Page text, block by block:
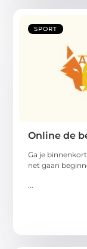
SPORT
Online de
Ga je
net gaan